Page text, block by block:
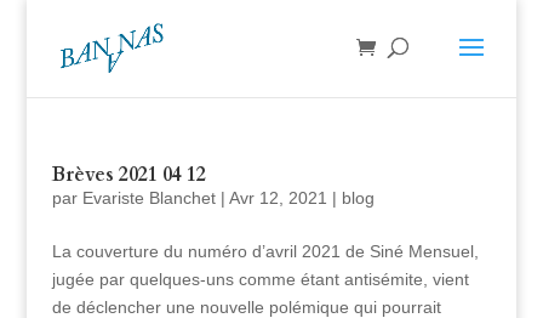
Brèves 2021 04 12
par Evariste Blanchet| Avr 12, 2021 | blog
La couverture du numéro d’avril 2021 de Siné Mensuel,
jugée par quelques-uns comme étant antisémite, vient
de déclencher une nouvelle polémique qui pourrait